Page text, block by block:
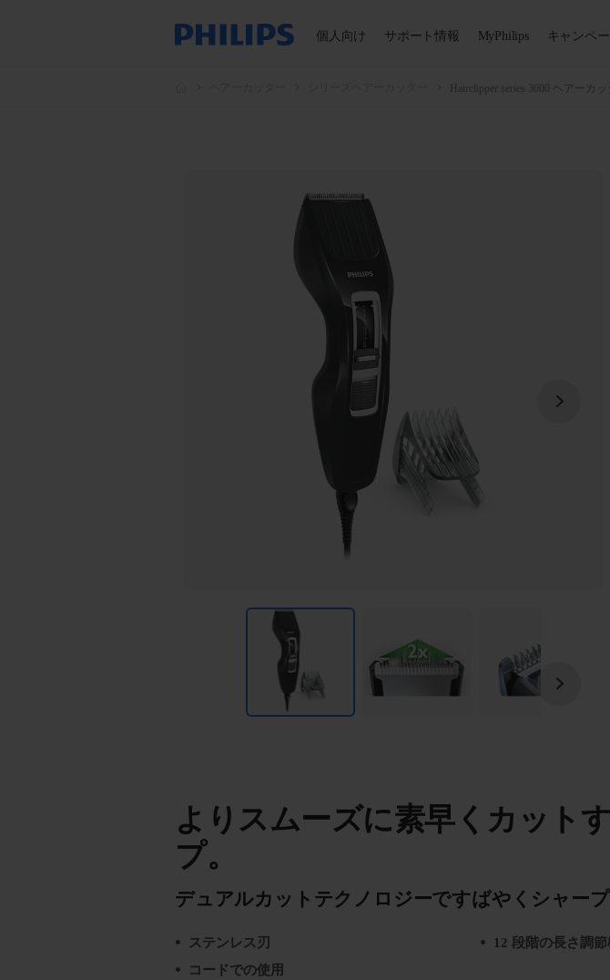
個人向け サポート情報 MyPhilips キャンペ
Hairclipper series 3000 ヘアーカ
よりスムーズに素早くカット
プ。
デュアルカットテクノロジーですばやくシャー
ステンレス刃
12 段階の長さ調
コードでの使用